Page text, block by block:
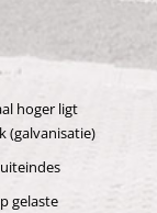
hoger ligt
(galvanisatie)
gelaste